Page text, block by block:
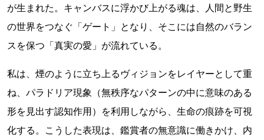
が生まれた。キャンバスに浮かび上がる魂は、人間と野生
の世界をつなぐ「ゲート」となり、そこには自然のバラン
スを保つ「真実の愛」が流れている。
私は、煙のように立ち上るヴィジョンをレイヤーとして重
ね、パラドリア現象（無秩序なパターンの中に意味のある
形を見出す認知作用）を利用しながら、生命の痕跡を可視
化する。こうした表現は、鑑賞者の無意識に働きかけ、内